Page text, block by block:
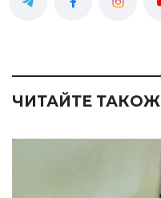
ЧИТАЙТЕ ТАКОЖ